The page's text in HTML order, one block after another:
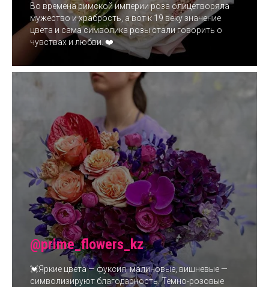
Во времена римской империи роза олицетворяла
мужество и храбрость, а вот к 19 веку значение
цвета и сама символика розы стали говорить о
чувствах и любви. ❤️
@prime_flowers_kz
💓Яркие цвета — фуксия, малиновые, вишневые —
символизируют благодарность. Темно-розовые